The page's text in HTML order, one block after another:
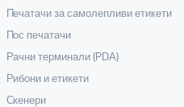
Печатачи за самолепливи етикети
Пос печатачи
Рачни терминали (PDA)
Рибони и етикети
Скенери